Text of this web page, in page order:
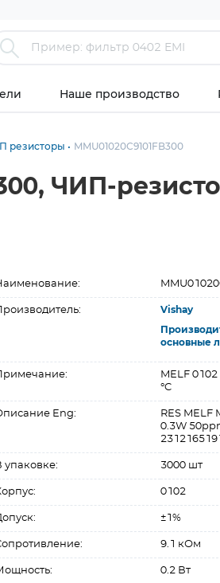
Наше производство
резисторы MMU01020C9101FB300
ЧИП-
Vishay
основные
MELF
°C
Eng:
RES MELF
0.3W
упаковке: 3000 шт
0102
±1%
9.1 кОм
0.2 Вт